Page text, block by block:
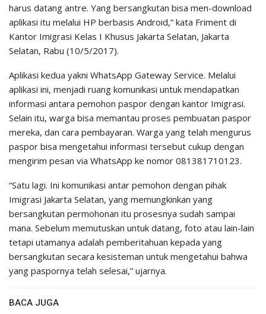
harus datang antre. Yang bersangkutan bisa men-download
aplikasi itu melalui HP berbasis Android,” kata Friment di
Kantor Imigrasi Kelas I Khusus Jakarta Selatan, Jakarta
Selatan, Rabu (10/5/2017).
Aplikasi kedua yakni WhatsApp Gateway Service. Melalui
aplikasi ini, menjadi ruang komunikasi untuk mendapatkan
informasi antara pemohon paspor dengan kantor Imigrasi.
Selain itu, warga bisa memantau proses pembuatan paspor
mereka, dan cara pembayaran. Warga yang telah mengurus
paspor bisa mengetahui informasi tersebut cukup dengan
mengirim pesan via WhatsApp ke nomor 081381710123.
“Satu lagi. Ini komunikasi antar pemohon dengan pihak
Imigrasi Jakarta Selatan, yang memungkinkan yang
bersangkutan permohonan itu prosesnya sudah sampai
mana. Sebelum memutuskan untuk datang, foto atau lain-lain
tetapi utamanya adalah pemberitahuan kepada yang
bersangkutan secara kesisteman untuk mengetahui bahwa
yang paspornya telah selesai,” ujarnya.
BACA JUGA